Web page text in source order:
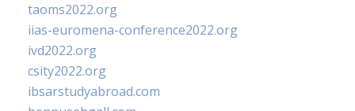
taoms2022.org
iias-euromena-conference2022.org
ivd2022.org
csity2022.org
ibsarstudyabroad.com